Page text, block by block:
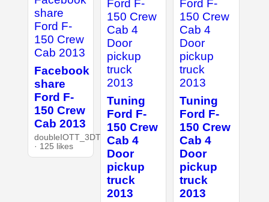
Facebook
share
Ford F-
150 Crew
Cab 2013
doubleIOTT_3DT
· 125 likes
Tuning
Ford F-
150 Crew
Cab 4
Door
pickup
truck
2013
Tuning
Ford F-
150 Crew
Cab 4
Door
pickup
truck
2013